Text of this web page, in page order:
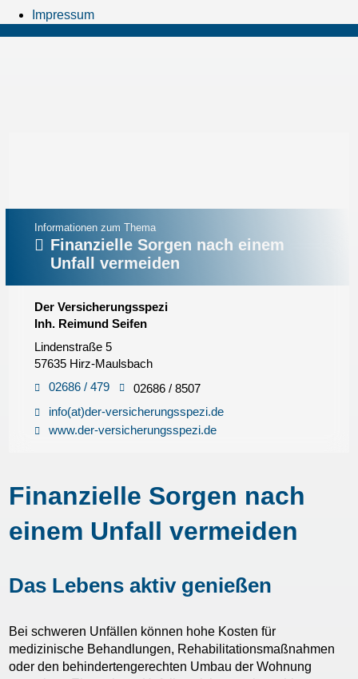
Impressum
Informationen zum Thema
Finanzielle Sorgen nach einem
Unfall vermeiden
Der Versicherungsspezi
Inh. Reimund Seifen
Lindenstraße 5
57635 Hirz-Maulsbach
02686 / 479
02686 / 8507
info(at)der-versicherungsspezi.de
www.der-versicherungsspezi.de
Finanzielle Sorgen nach
einem Unfall vermeiden
Das Lebens aktiv genießen
Bei schweren Unfällen können hohe Kosten für
medizinische Behandlungen, Rehabilitationsmaßnahmen
oder den behindertengerechten Umbau der Wohnung